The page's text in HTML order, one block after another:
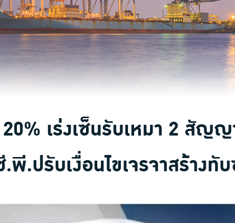
เร่งเซ็นรับเหมา 2 สัญ
พี.ปรับเงื่อนไขเจรจาสร้างทั